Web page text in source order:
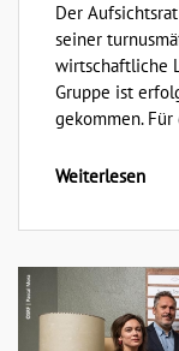
Der
seiner
wirtschaftliche
Gruppe ist
gekommen. Für
Weiterlesen